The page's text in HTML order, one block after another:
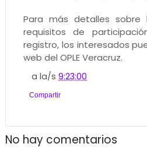
Para más detalles sobre
requisitos de
registro, los interesados
web del OPLE Veracruz.
a la/s9:23:00
Compartir
No hay comentarios